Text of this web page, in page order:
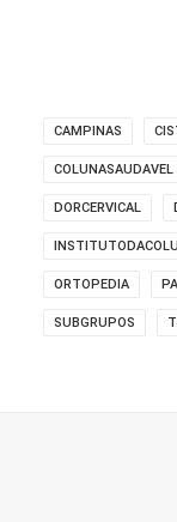
CAMPINAS
COLUNASAUDAVEL
DORCERVICAL
ORTOPEDIA
SUBGRUPOS